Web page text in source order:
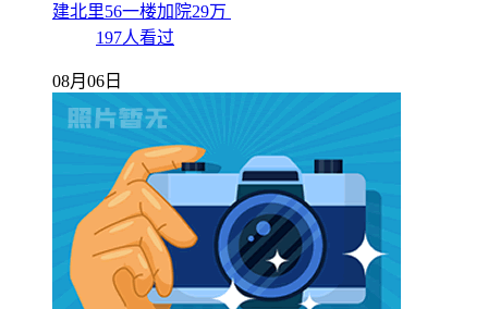
建北里56一楼加院29万
197人看过
08月06日